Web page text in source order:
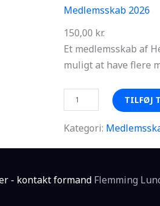
Medlemsskab 2026
150,00 kr.
Et medlemsskab af
muligt at have flere
e
d
m
TILFØJ
Kategori:
- kontakt formand Flemming